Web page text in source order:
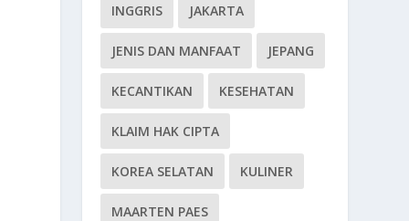
INGGRIS JAKARTA
JENIS DAN MANFAAT JEPANG
KECANTIKAN KESEHATAN
KLAIM HAK CIPTA
KOREA SELATAN KULINER
MAARTEN PAES